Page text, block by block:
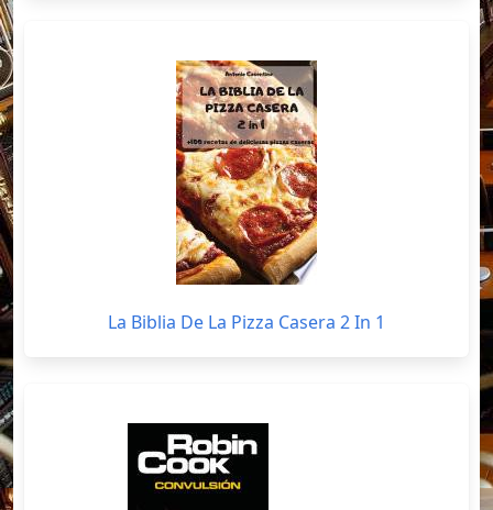
La Biblia De La Pizza Casera 2 In 1